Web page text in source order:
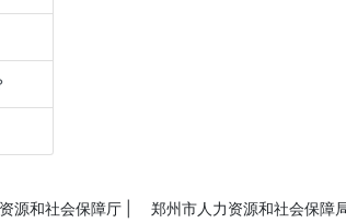
源和社会保障厅 | 郑州市人力资源和社会保障局